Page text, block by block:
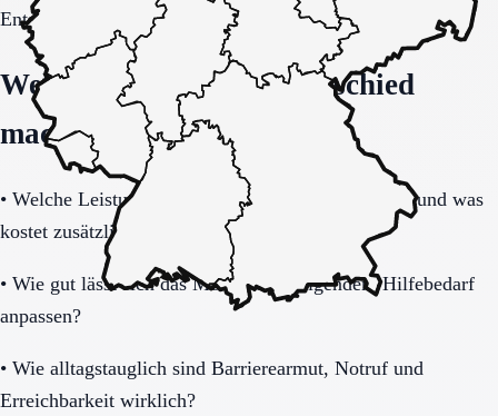
Entscheidung vollständig klären.
Welche Fragen den Unterschied
machen
• Welche Leistungen sind im Grundpaket enthalten und was
kostet zusätzlich?
• Wie gut lässt sich das Modell bei steigendem Hilfebedarf
anpassen?
• Wie alltagstauglich sind Barrierearmut, Notruf und
Erreichbarkeit wirklich?